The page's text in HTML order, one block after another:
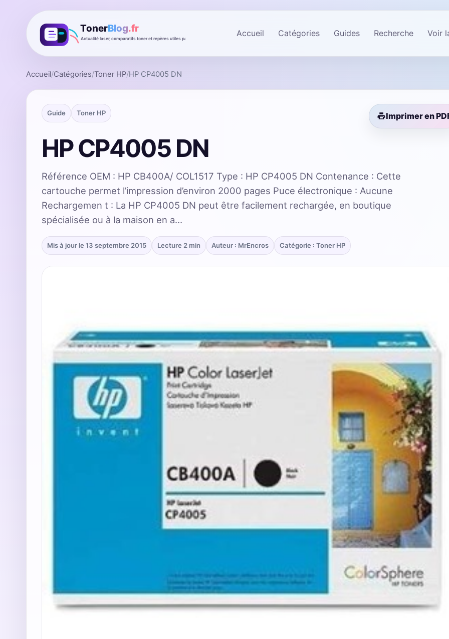
Accueil Catégories Guides Recherche Voir
Accueil/Catégories/Toner HP/HP CP4005 DN
Guide Toner HP Imprimer en
HP CP4005 DN
Référence OEM : HP CB400A/ COL1517 Type : HP CP4005 DN Contenance : Cette
cartouche permet l’impression d’environ 2000 pages Puce électronique : Aucune
Rechargemen t : La HP CP4005 DN peut être facilement rechargée, en boutique
spécialisée ou à la maison en a…
Mis à jour le 13 septembre 2015 Lecture 2 min Auteur : MrEncros Catégorie : Toner HP